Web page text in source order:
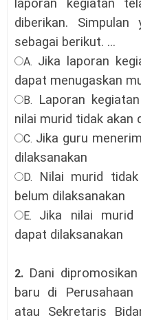
laporan kegiatan
diberikan.
sebagai berikut. ...
A. Jika laporan
dapat menugaskan
B.
Laporan
nilai murid tidak akan
C. Jika guru
dilaksanakan
D.
Nilai murid
belum dilaksanakan
E. Jika nilai murid
dapat dilaksanakan
2. Dani
baru di Perusahaan
atau Sekretaris